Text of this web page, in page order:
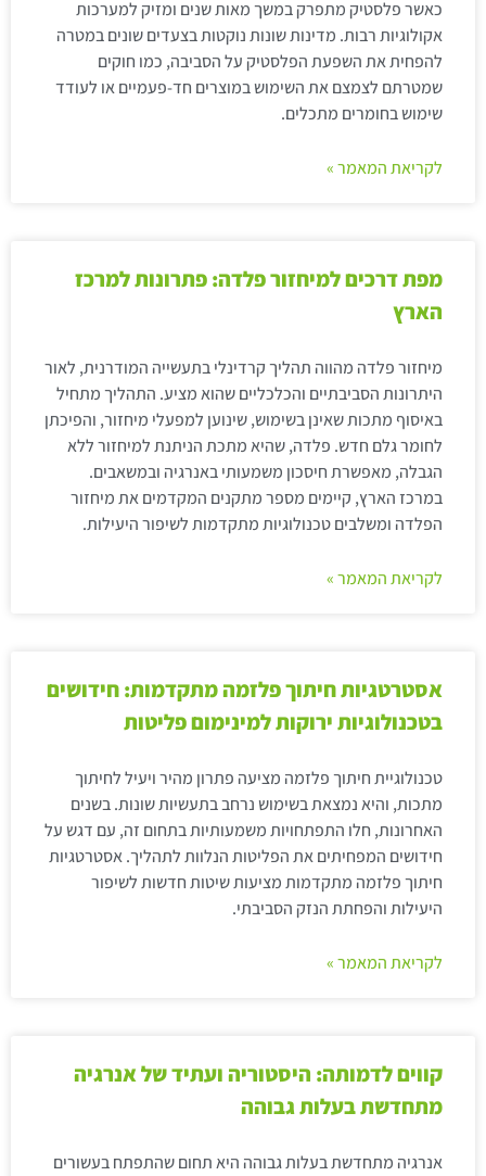
כאשר פלסטיק מתפרק במשך מאות שנים ומזיק למערכות
אקולוגיות רבות. מדינות שונות נוקטות בצעדים שונים במטרה
להפחית את השפעת הפלסטיק על הסביבה, כמו חוקים
שמטרתם לצמצם את השימוש במוצרים חד-פעמיים או לעודד
שימוש בחומרים מתכלים.
לקריאת המאמר »
מפת דרכים למיחזור פלדה: פתרונות למרכז
הארץ
מיחזור פלדה מהווה תהליך קרדינלי בתעשייה המודרנית, לאור
היתרונות הסביבתיים והכלכליים שהוא מציע. התהליך מתחיל
באיסוף מתכות שאינן בשימוש, שינוען למפעלי מיחזור, והפיכתן
לחומר גלם חדש. פלדה, שהיא מתכת הניתנת למיחזור ללא
הגבלה, מאפשרת חיסכון משמעותי באנרגיה ובמשאבים.
במרכז הארץ, קיימים מספר מתקנים המקדמים את מיחזור
הפלדה ומשלבים טכנולוגיות מתקדמות לשיפור היעילות.
לקריאת המאמר »
אסטרטגיות חיתוך פלזמה מתקדמות: חידושים
בטכנולוגיות ירוקות למינימום פליטות
טכנולוגיית חיתוך פלזמה מציעה פתרון מהיר ויעיל לחיתוך
מתכות, והיא נמצאת בשימוש נרחב בתעשיות שונות. בשנים
האחרונות, חלו התפתחויות משמעותיות בתחום זה, עם דגש על
חידושים המפחיתים את הפליטות הנלוות לתהליך. אסטרטגיות
חיתוך פלזמה מתקדמות מציעות שיטות חדשות לשיפור
היעילות והפחתת הנזק הסביבתי.
לקריאת המאמר »
קווים לדמותה: היסטוריה ועתיד של אנרגיה
מתחדשת בעלות גבוהה
אנרגיה מתחדשת בעלות גבוהה היא תחום שהתפתח בעשורים